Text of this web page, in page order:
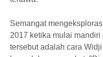
Semangat
2017 ketika mulai
tersebut adalah cara